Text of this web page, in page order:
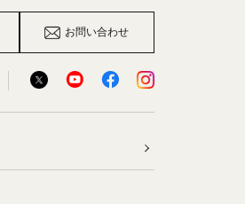
お問い合わせ